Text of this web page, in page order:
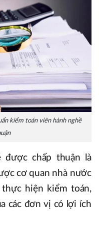
kiểm toán viên hành nghề
được chấp thuận là
cơ quan nhà nước
hiện kiểm toán,
các đơn vị có lợi ích